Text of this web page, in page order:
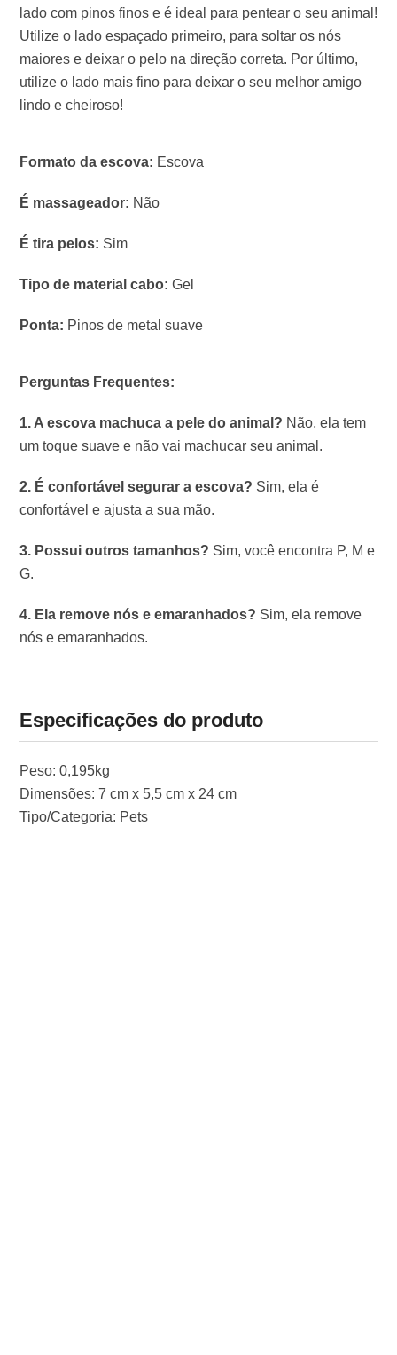
lado com pinos finos e é ideal para pentear o seu animal!
Utilize o lado espaçado primeiro, para soltar os nós
maiores e deixar o pelo na direção correta. Por último,
utilize o lado mais fino para deixar o seu melhor amigo
lindo e cheiroso!
Formato da escova: Escova
É massageador: Não
É tira pelos: Sim
Tipo de material cabo: Gel
Ponta: Pinos de metal suave
Perguntas Frequentes:
1. A escova machuca a pele do animal? Não, ela tem
um toque suave e não vai machucar seu animal.
2. É confortável segurar a escova? Sim, ela é
confortável e ajusta a sua mão.
3. Possui outros tamanhos? Sim, você encontra P, M e
G.
4. Ela remove nós e emaranhados? Sim, ela remove
nós e emaranhados.
Especificações do produto
Peso: 0,195kg
Dimensões: 7 cm x 5,5 cm x 24 cm
Tipo/Categoria: Pets